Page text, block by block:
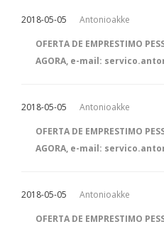
2018-05-05 Antonioakke
OFERTA DE EMPRESTIMO
AGORA, e-mail:
2018-05-05 Antonioakke
OFERTA DE EMPRESTIMO
AGORA, e-mail:
2018-05-05 Antonioakke
OFERTA DE EMPRESTIMO